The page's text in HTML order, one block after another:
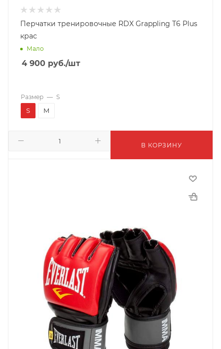
Перчатки тренировочные RDX Grappling T6 Plus
крас
Мало
4 900 руб./шт
В КОРЗИНУ
Размер — S
S M